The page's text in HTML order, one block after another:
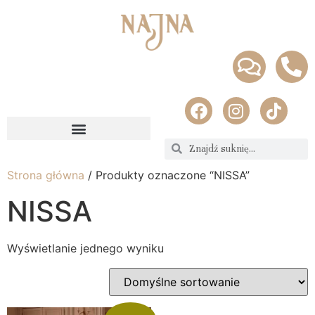
Strona główna / Produkty oznaczone “NISSA”
NISSA
Wyświetlanie jednego wyniku